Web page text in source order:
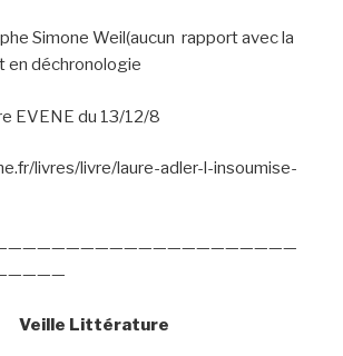
Simone Weil(aucun rapport avec la
en déchronologie
EVENE du 13/12/8
livres/livre/laure-adler-l-insoumise-
Veille Littérature